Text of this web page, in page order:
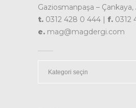
Gaziosmanpaşa –
t. 0312 428 0 444 | f. 0312
e. mag@magdergi.com